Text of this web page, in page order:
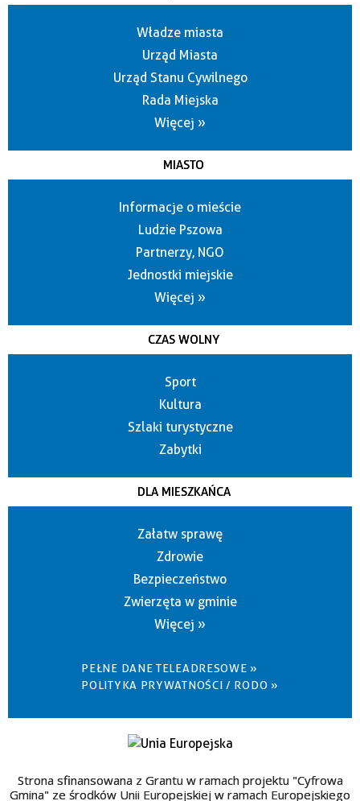
Władze miasta
Urząd Miasta
Urząd Stanu Cywilnego
Rada Miejska
Więcej »
MIASTO
Informacje o mieście
Ludzie Pszowa
Partnerzy, NGO
Jednostki miejskie
Więcej »
CZAS WOLNY
Sport
Kultura
Szlaki turystyczne
Zabytki
DLA MIESZKAŃCA
Załatw sprawę
Zdrowie
Bezpieczeństwo
Zwierzęta w gminie
Więcej »
PEŁNE DANE TELEADRESOWE »
POLITYKA PRYWATNOŚCI / RODO »
Strona sfinansowana z Grantu w ramach projektu "Cyfrowa
Gmina" ze środków Unii Europejskiej w ramach Europejskiego